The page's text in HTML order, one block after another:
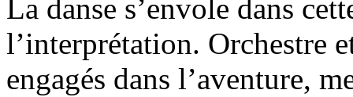
La danse s’envole dans
l’interprétation. Orchestre
engagés dans l’aventure,